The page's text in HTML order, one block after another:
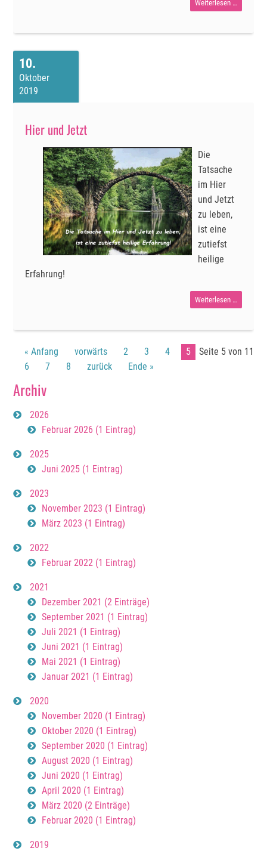
Weiterlesen …Stürme
den
10
Oktober
2019
Hier und Jetzt
Die
Tatsache
im Hier
und Jetzt
zu leben,
ist eine
zutiefst
heilige
Erfahrung!
Weiterlesen …
Jetzt
Seite 5 von 11
« Anfang vorwärts 2 3 4
5
6
7 8 zurück Ende »
Archiv
2026
Februar 2026 (1 Eintrag)
2025
Juni 2025 (1 Eintrag)
2023
November 2023 (1 Eintrag)
März 2023 (1 Eintrag)
2022
Februar 2022 (1 Eintrag)
2021
Dezember 2021 (2 Einträge)
September 2021 (1 Eintrag)
Juli 2021 (1 Eintrag)
Juni 2021 (1 Eintrag)
Mai 2021 (1 Eintrag)
Januar 2021 (1 Eintrag)
2020
November 2020 (1 Eintrag)
Oktober 2020 (1 Eintrag)
September 2020 (1 Eintrag)
August 2020 (1 Eintrag)
Juni 2020 (1 Eintrag)
April 2020 (1 Eintrag)
März 2020 (2 Einträge)
Februar 2020 (1 Eintrag)
2019